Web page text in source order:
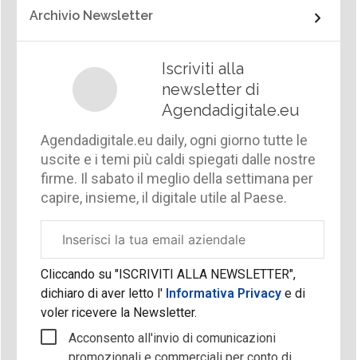
Archivio Newsletter
Iscriviti alla
newsletter di
Agendadigitale.eu
Agendadigitale.eu daily, ogni giorno tutte le
uscite e i temi più caldi spiegati dalle nostre
firme. Il sabato il meglio della settimana per
capire, insieme, il digitale utile al Paese.
aziendale
Cliccando su "ISCRIVITI ALLA NEWSLETTER",
dichiaro di aver letto l'Informativa Privacy e di
voler ricevere la Newsletter.
Acconsento all'invio di comunicazioni